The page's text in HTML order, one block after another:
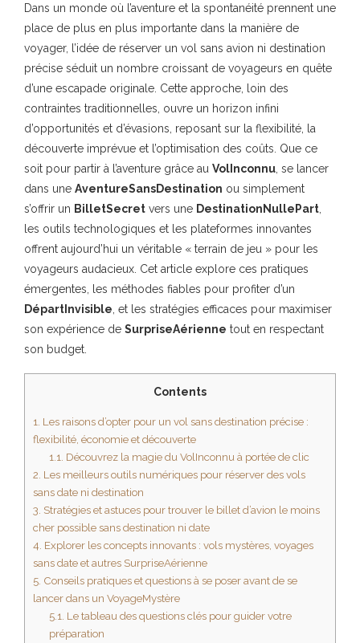
Dans un monde où l’aventure et la spontanéité prennent une
place de plus en plus importante dans la manière de
voyager, l’idée de réserver un vol sans avion ni destination
précise séduit un nombre croissant de voyageurs en quête
d’une escapade originale. Cette approche, loin des
contraintes traditionnelles, ouvre un horizon infini
d’opportunités et d’évasions, reposant sur la flexibilité, la
découverte imprévue et l’optimisation des coûts. Que ce
soit pour partir à l’aventure grâce au VolInconnu , se lancer
dans une AventureSansDestination ou simplement
s’offrir un BilletSecret vers une DestinationNullePart
les outils technologiques et les plateformes innovantes
offrent aujourd’hui un véritable « terrain de jeu » pour les
voyageurs audacieux. Cet article explore ces pratiques
émergentes, les méthodes fiables pour profiter d’un
DépartInvisible , et les stratégies efficaces pour maximiser
son expérience de SurpriseAérienne tout en respectant
son budget.
Contents
1. Les raisons d’opter pour un vol sans destination précise :
flexibilité, économie et découverte
1.1. Découvrez la magie du VolInconnu à portée de clic
2. Les meilleurs outils numériques pour réserver des vols
sans date ni destination
3. Stratégies et astuces pour trouver le billet d’avion le moins
cher possible sans destination ni date
4. Explorer les concepts innovants : vols mystères, voyages
sans date et autres SurpriseAérienne
5. Conseils pratiques et questions à se poser avant de se
lancer dans un VoyageMystère
5.1. Le tableau des questions clés pour guider votre
préparation